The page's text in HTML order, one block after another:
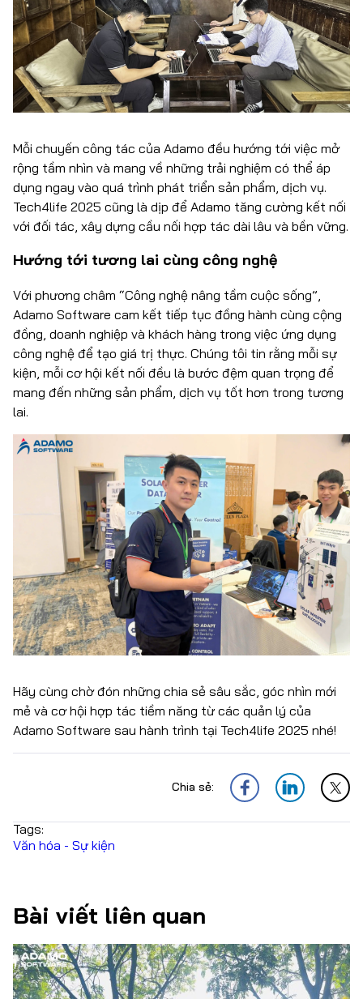
Mỗi chuyến công tác của Adamo đều hướng tới việc mở
rộng tầm nhìn và mang về những trải nghiệm có thể áp
dụng ngay vào quá trình phát triển sản phẩm, dịch vụ.
Tech4life 2025 cũng là dịp để Adamo tăng cường kết nối
với đối tác, xây dựng cầu nối hợp tác dài lâu và bền vững.
Hướng tới tương lai cùng công nghệ
Với phương châm “Công nghệ nâng tầm cuộc sống”,
Adamo Software cam kết tiếp tục đồng hành cùng cộng
đồng, doanh nghiệp và khách hàng trong việc ứng dụng
công nghệ để tạo giá trị thực. Chúng tôi tin rằng mỗi sự
kiện, mỗi cơ hội kết nối đều là bước đệm quan trọng để
mang đến những sản phẩm, dịch vụ tốt hơn trong tương
lai.
Hãy cùng chờ đón những chia sẻ sâu sắc, góc nhìn mới
mẻ và cơ hội hợp tác tiềm năng từ các quản lý của
Adamo Software sau hành trình tại Tech4life 2025 nhé!
Chia sẻ:
Tags:
Văn hóa - Sự kiện
Bài viết liên quan